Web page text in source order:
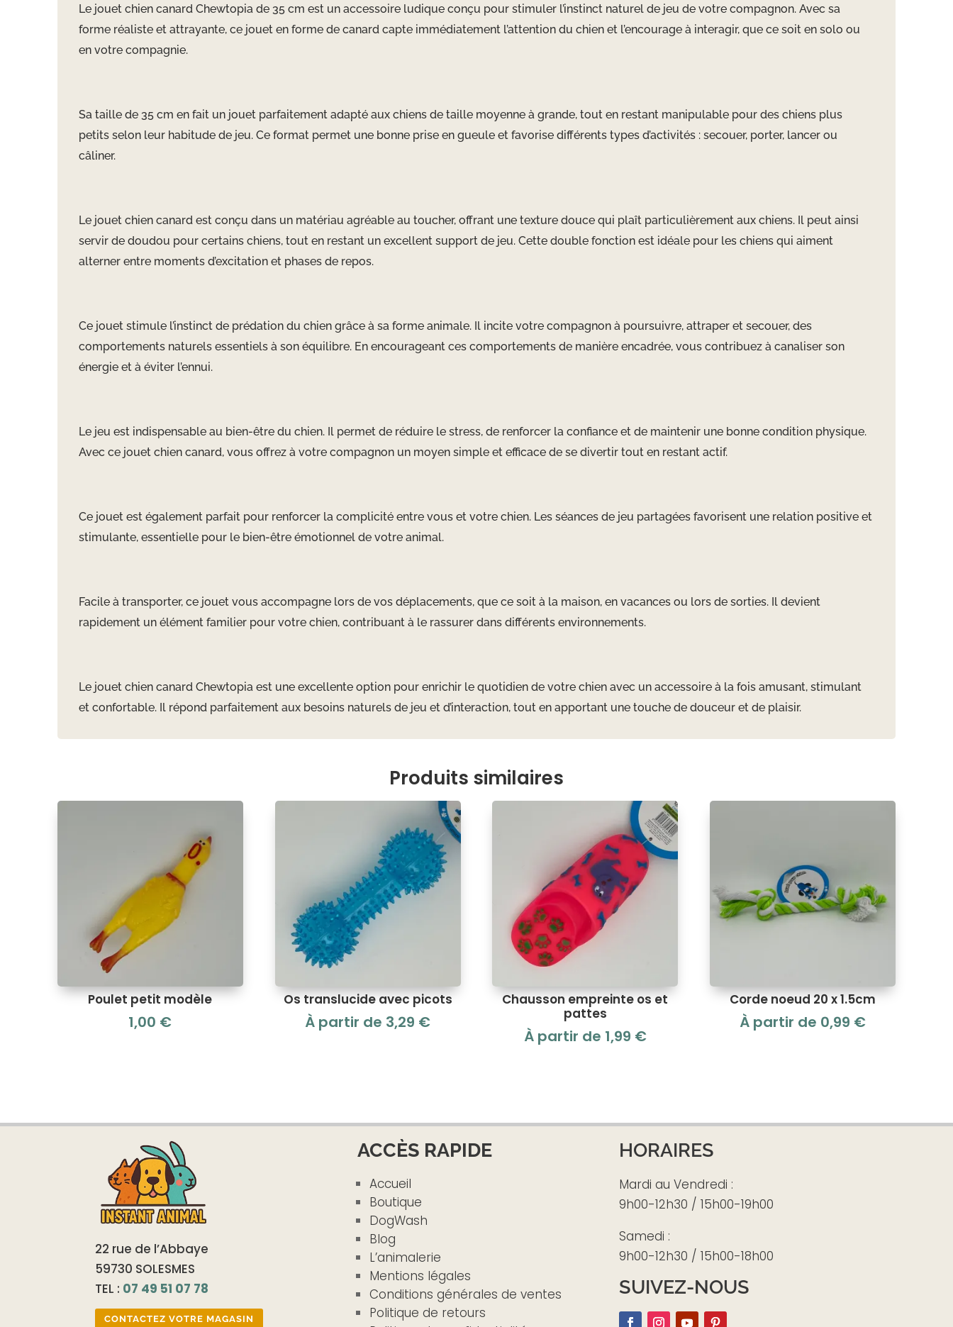
cm
Le jouet chien canard Chewtopia de 35 cm est un accessoire ludique conçu pour stimuler l’instinct naturel de jeu de votre compagnon. Avec sa
forme réaliste et attrayante, ce jouet en forme de canard capte immédiatement l’attention du chien et l’encourage à interagir, que ce soit en solo ou
en votre compagnie.
Sa taille de 35 cm en fait un jouet parfaitement adapté aux chiens de taille moyenne à grande, tout en restant manipulable pour des chiens plus
petits selon leur habitude de jeu. Ce format permet une bonne prise en gueule et favorise différents types d’activités : secouer, porter, lancer ou
câliner.
Le jouet chien canard est conçu dans un matériau agréable au toucher, offrant une texture douce qui plaît particulièrement aux chiens. Il peut ainsi
servir de doudou pour certains chiens, tout en restant un excellent support de jeu. Cette double fonction est idéale pour les chiens qui aiment
alterner entre moments d’excitation et phases de repos.
Ce jouet stimule l’instinct de prédation du chien grâce à sa forme animale. Il incite votre compagnon à poursuivre, attraper et secouer, des
comportements naturels essentiels à son équilibre. En encourageant ces comportements de manière encadrée, vous contribuez à canaliser son
énergie et à éviter l’ennui.
Le jeu est indispensable au bien-être du chien. Il permet de réduire le stress, de renforcer la confiance et de maintenir une bonne condition physique.
Avec ce jouet chien canard, vous offrez à votre compagnon un moyen simple et efficace de se divertir tout en restant actif.
Ce jouet est également parfait pour renforcer la complicité entre vous et votre chien. Les séances de jeu partagées favorisent une relation positive et
stimulante, essentielle pour le bien-être émotionnel de votre animal.
Facile à transporter, ce jouet vous accompagne lors de vos déplacements, que ce soit à la maison, en vacances ou lors de sorties. Il devient
rapidement un élément familier pour votre chien, contribuant à le rassurer dans différents environnements.
Le jouet chien canard Chewtopia est une excellente option pour enrichir le quotidien de votre chien avec un accessoire à la fois amusant, stimulant
et confortable. Il répond parfaitement aux besoins naturels de jeu et d’interaction, tout en apportant une touche de douceur et de plaisir.
Produits similaires
Poulet petit modèle
1,00 €
Os translucide avec picots
À partir de 3,29 €
Chausson empreinte os et
pattes
À partir de 1,99 €
Corde noeud 20 x 1.5cm
À partir de 0,99 €
22 rue de l’Abbaye
59730 SOLESMES
TEL : 07 49 51 07 78
CONTACTEZ VOTRE MAGASIN
ACCÈS RAPIDE
Accueil
Boutique
DogWash
Blog
L’animalerie
Mentions légales
Conditions générales de ventes
Politique de retours
HORAIRES
Mardi au Vendredi :
9h00-12h30 / 15h00-19h00
Samedi :
9h00-12h30 / 15h00-18h00
SUIVEZ-NOUS